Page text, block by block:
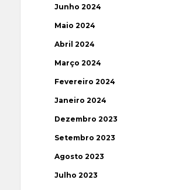
Junho 2024
Maio 2024
Abril 2024
Março 2024
Fevereiro 2024
Janeiro 2024
Dezembro 2023
Setembro 2023
Agosto 2023
Julho 2023